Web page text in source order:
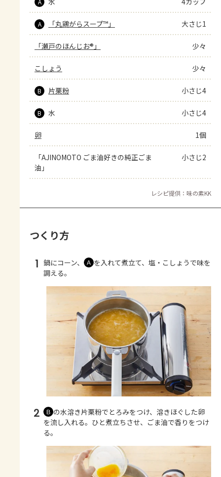
A
A 「丸鶏がらスープ™」 大さじ1
「瀬戸のほんじお®」 少々
こしょう 少々
B 片栗粉 小さじ4
B 水 小さじ4
卵 1個
「AJINOMOTO ごま油好きの純正ごま
油」
小さじ2
レシピ提供：味の素KK
つくり方
1 鍋にコーン、 Ａ を入れて煮立て、塩・こしょうで味を
調える。
2 Ｂ の水溶き片栗粉でとろみをつけ、溶きほぐした卵
を流し入れる。ひと煮立ちさせ、ごま油で香りをつけ
る。